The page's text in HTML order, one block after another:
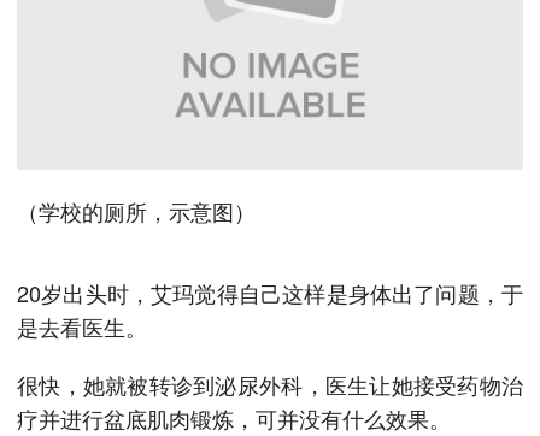
（学校的厕所，示意图）
20岁出头时，艾玛觉得自己这样是身体出了问题，于
是去看医生。
很快，她就被转诊到泌尿外科，医生让她接受药物治
疗并进行盆底肌肉锻炼，可并没有什么效果。